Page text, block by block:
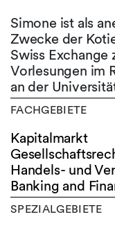
Simone ist als
Zwecke der
Swiss Exchange
Vorlesungen im
an der
FACHGEBIETE
Kapitalmarkt
Handels- und
Banking and
SPEZIALGEBIETE